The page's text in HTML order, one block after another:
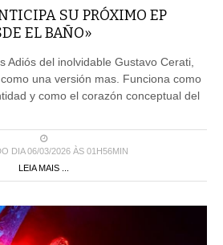
SU PRÓXIMO EP
EL BAÑO»
Adiós del inolvidable Gustavo Cerati,
una versión mas. Funciona como
y como el corazón conceptual del
DIA 06/03/2026 ÀS 01H56MIN
LEIA MAIS ...